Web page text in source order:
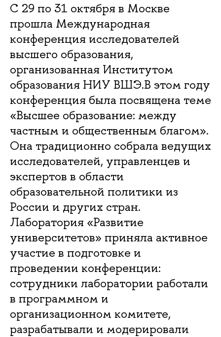
С 29 по 31 октября в Москве
прошла Международная
конференция исследователей
высшего образования,
организованная Институтом
образования НИУ ВШЭ.В этом году
конференция была посвящена теме
«Высшее образование: между
частным и общественным благом».
Она традиционно собрала ведущих
исследователей, управленцев и
экспертов в области
образовательной политики из
России и других стран.
Лаборатория «Развитие
университетов» приняла активное
участие в подготовке и
проведении конференции:
сотрудники лаборатории работали
в программном и
организационном комитете,
разрабатывали и модерировали